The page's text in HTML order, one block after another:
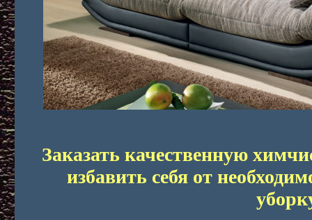
Заказать качественную
избавить себя от